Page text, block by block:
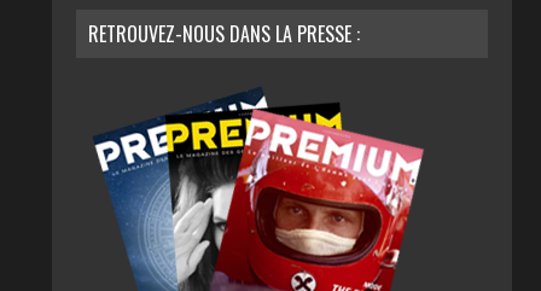
RETROUVEZ-NOUS DANS LA PRESSE :